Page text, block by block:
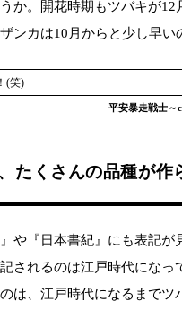
か。開花時期もツバキが12
ンカは10月からと少し早い
(笑)
平安暴走戦士～
たくさんの品種が作
や『日本書紀』にも表記が
されるのは江戸時代になっ
は、江戸時代になるまでツ